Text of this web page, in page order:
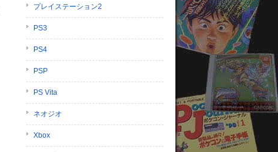
プレイステーション2
PS3
PS4
PSP
PS Vita
ネオジオ
Xbox